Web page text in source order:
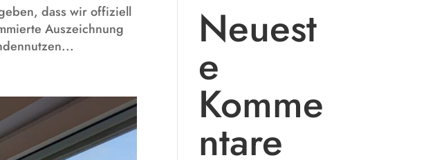
dass wir offiziell
Auszeichnung
Neuest
e
Komme
ntare